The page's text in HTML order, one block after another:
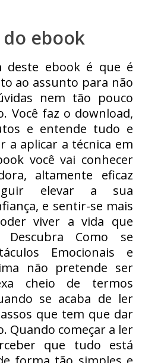
ebook
deste ebook é que é
ao assunto para não
nem tão pouco
Você faz o download,
e entende tudo e
a aplicar a técnica em
você vai conhecer
altamente eficaz
elevar a sua
e sentir-se mais
viver a vida que
Como se
Emocionais e
não pretende ser
cheio de termos
se acaba de ler
que tem que dar
Quando começar a ler
que tudo está